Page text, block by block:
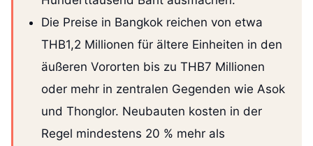
Die Preise in Bangkok reichen von etwa
THB1,2 Millionen für ältere Einheiten in den
äußeren Vororten bis zu THB7 Millionen
oder mehr in zentralen Gegenden wie Asok
und Thonglor. Neubauten kosten in der
Regel mindestens 20 % mehr als